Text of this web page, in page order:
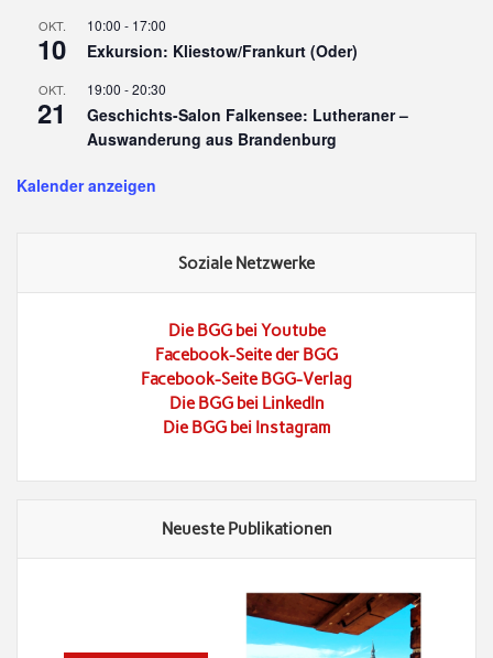
OKT.
10
10:00 - 17:00
Exkursion: Kliestow/Frankurt (Oder)
OKT.
21
19:00 -20:30
Geschichts-Salon Falkensee: Lutheraner –
Auswanderung aus Brandenburg
Kalender anzeigen
Soziale Netzwerke
Die BGG bei Youtube
Facebook-Seite der BGG
Facebook-Seite BGG-Verlag
Die BGG bei LinkedIn
Die BGG bei Instagram
Neueste Publikationen